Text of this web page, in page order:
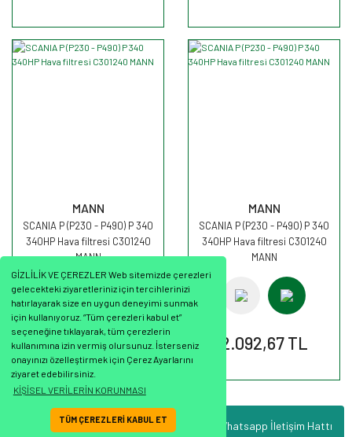
GİZLİLİK VE ÇEREZLER Web sitemizde çerezleri
gelecekteki ziyaretleriniz için tercihlerinizi
hatırlayarak size en uygun deneyimi sunmak
için kullanıyoruz. “Tüm çerezleri kabul et”
seçeneğine tıklayarak, tüm çerezlerin
kullanımına izin vermiş olursunuz. İsterseniz
onayınızı özelleştirmek için Çerez Ayarlarını
ziyaret edebilirsiniz.
KİŞİSEL VERİLERİN KORUNMASI
TÜM ÇEREZLERİ KABUL ET Whatsapp İletişim Hattı
MANN
SCANIA P (P230 - P490) P 340
340HP Hava filtresi C301240
MANN
2.092,67 TL
MANN
SCANIA P (P230 - P490) P 340
340HP Hava filtresi C301240
MANN
2.092,67 TL